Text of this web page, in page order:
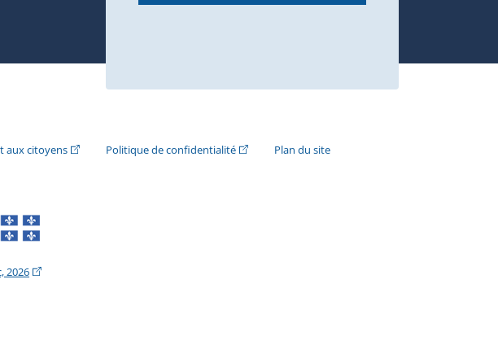
fenêtre.)
aux citoyens(Cet hyperlien externe s'ouvrira dans une nouvelle fenêtre.)
Politique de confidentialité(Cet hyperlien externe s'ouvrira dans une nouvelle
Plan du site
2026(Cet hyperlien externe s'ouvrira dans une nouvelle fenêtre.)